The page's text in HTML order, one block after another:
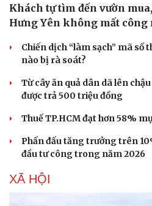
Âm nhạc
Di sản
Khách tự tìm đến vườn
Hưng Yên không mất công
Chiến dịch “làm sạch” mã số
nào bị rà soát?
Từ cây ăn quả dân dã lên
được trả 500 triệu đồng
Thuế TP.HCM đạt hơn 58%
Phấn đấu tăng trưởng trên
đầu tư công trong năm 2026
XÃ HỘI